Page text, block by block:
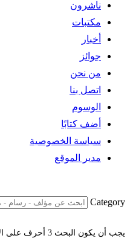
ناشرون
مكتبات
أخبار
جوائز
من نحن
اتصل بنا
الوسوم
أضف كتابًا
سياسة الخصوصية
مدير الموقع
Category
يجب أن يكون البحث 3 أحرف على الأقل